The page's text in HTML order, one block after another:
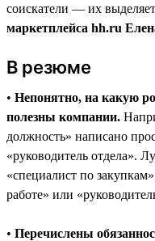
соискатели — их выделяет
маркетплейса hh.ru
В резюме
• Непонятно, на какую
полезны компании.
должность» написано
«руководитель отдела».
«специалист по
работе» или
• Перечислены